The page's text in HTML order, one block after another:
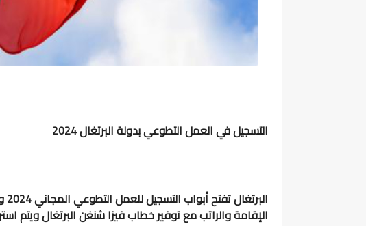
التسجيل في العمل التطوعي بدولة البرتغال 2024
الإقامة والراتب مع توفير خطاب فيزا شنغن البرتغال ويتم